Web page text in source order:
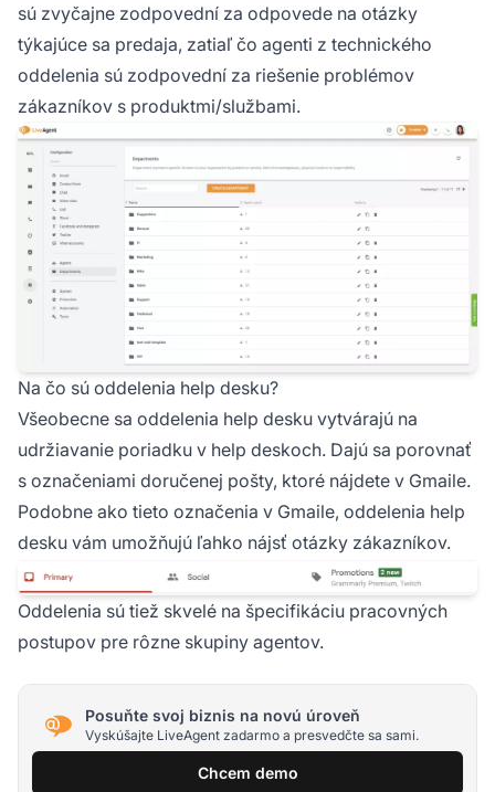
sú zvyčajne zodpovední za odpovede na otázky
týkajúce sa predaja, zatiaľ čo agenti z technického
oddelenia sú zodpovední za riešenie problémov
zákazníkov s produktmi/službami.
Na čo sú oddelenia help desku?
Všeobecne sa oddelenia help desku vytvárajú na
udržiavanie poriadku v help deskoch. Dajú sa porovnať
s označeniami doručenej pošty, ktoré nájdete v Gmaile.
Podobne ako tieto označenia v Gmaile, oddelenia help
desku vám umožňujú ľahko nájsť otázky zákazníkov.
Oddelenia sú tiež skvelé na špecifikáciu pracovných
postupov pre rôzne skupiny agentov.
Posuňte svoj biznis na novú úroveň
Vyskúšajte LiveAgent zadarmo a presvedčte sa sami.
Chcem demo